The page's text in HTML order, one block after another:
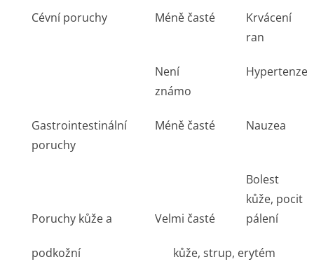
Cévní poruchy Méně časté
Krvácení
ran
Není
známo
Hypertenze
Gastrointestinální
poruchy
Méně časté Nauzea
Poruchy kůže a Velmi časté
Bolest
kůže, pocit
pálení
podkožní
kůže, strup, erytém